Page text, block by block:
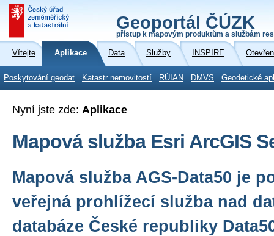
Geoportál ČÚZK
přístup k mapovým produktům a službám
Vítejte Aplikace Data Služby INSPIRE
Poskytování geodat Katastr nemovitostí RÚIAN DMVS Geodetické
Nyní jste zde: Aplikace
Mapová služba Esri ArcGIS
Mapová služba AGS-Data50 je
veřejná prohlížecí služba nad
databáze České republiky